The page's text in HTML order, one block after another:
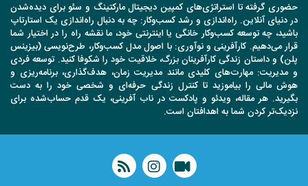
حضوری گرفته تا استراتژی‌های کمپین دیجیتال مارکتینگ و سئو برای دیده‌شدن
در دنیای آنلاین. راه‌اندازی و رشد کسب‌وکار: چه به دنبال راه‌اندازی یک استارتاپ
باشید، چه توسعه کسب‌وکار خانگی یا اینترنتی خود، ما نقشه راه را در اختیار شما
قرار می‌دهیم. کارآفرینی و نوآوری: با اصول مدل کسب‌وکار، طرح‌نویسی (بیزینس
پلن) و داستان زندگی کارآفرینان بزرگ، خلاقیت خود را شکوفا کنید. توسعه فردی
و مدیریت: مهارت‌های کلیدی مانند مدیریت زمان، هدف‌گذاری، برنامه‌ریزی و
هوش مالی را بیاموزید تا کنترل زندگی حرفه‌ای و شخصی خود را به دست
بگیرید. هر مقاله، ویدئو و پادکست در ناب آفرینی، یک قدم حساب‌شده برای
نزدیک‌تر کردن شما به اهدافتان است.